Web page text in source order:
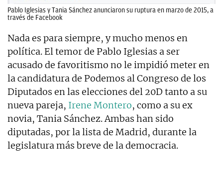
Pablo Iglesias y Tania Sánchez anunciaron su ruptura en marzo de 2015, a
través de Facebook
Nada es para siempre, y mucho menos en
política. El temor de Pablo Iglesias a ser
acusado de favoritismo no le impidió meter en
la candidatura de Podemos al Congreso de los
Diputados en las elecciones del 20D tanto a su
nueva pareja, Irene Montero, como a su ex
novia, Tania Sánchez. Ambas han sido
diputadas, por la lista de Madrid, durante la
legislatura más breve de la democracia.